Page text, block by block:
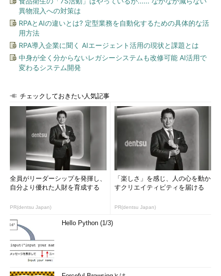
異物混入への対策は
RPAとAIの違いとは? 定型業務を自動化するための具体的な活
用方法
RPA導入企業に聞く AIエージェント活用の現状と課題とは
中身が全く分からないレガシーシステムも改修可能 AI活用で
変わるシステム開発
チェックしておきたい人気記事
全員がリーダーシップを発揮し、
自分より優れた人財を育成する
PR(dentsu Japan)
「楽しさ」を感じ、人の心を動か
すクリエイティビティを届ける
PR(dentsu Japan)
Hello Python (1/3)